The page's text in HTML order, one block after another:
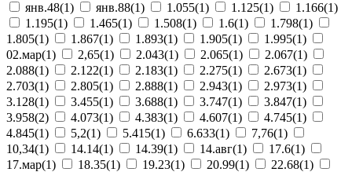
янв.48(1)
янв.88(1) 1.055(1) 1.125(1)
1.166(1)
1.195(1)
1.465(1) 1.508(1) 1.6(1)
1.798(1)
1.805(1)
1.867(1) 1.893(1) 1.905(1)
1.995(1)
02.мар(1)
2,65(1) 2.043(1) 2.065(1)
2.067(1)
2.088(1)
2.122(1) 2.183(1) 2.275(1)
2.673(1)
2.703(1)
2.805(1) 2.888(1) 2.943(1)
2.973(1)
3.128(1)
3.455(1) 3.688(1) 3.747(1)
3.847(1)
3.958(2)
4.073(1) 4.383(1) 4.607(1)
4.745(1)
4.845(1)
5,2(1) 5.415(1) 6.633(1)
7,76(1)
10,34(1)
14.14(1) 14.39(1) 14.авг(1)
17.6(1)
17.мар(1)
18.35(1) 19.23(1) 20.99(1)
22.68(1)